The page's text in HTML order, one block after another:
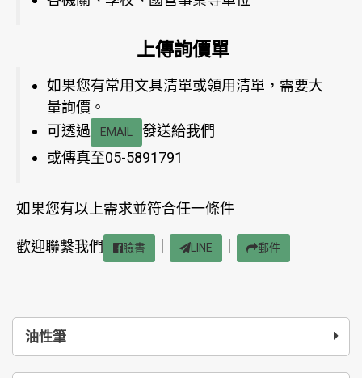
油性筆
上傳詢價單
如果您有常用文具清單或領用清單，需要大
量詢價。
可透過
EMAIL
發送給我們
或傳真至05-5891791
如果您有以上需求並符合任一條件
歡迎聯繫我們 臉書 LINE 郵件